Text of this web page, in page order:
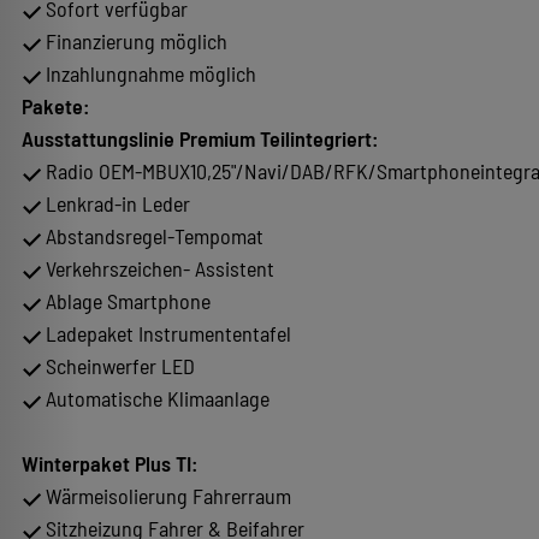
Sofort verfügbar
Finanzierung möglich
Inzahlungnahme möglich
Pakete:
Ausstattungslinie Premium Teilintegriert:
Radio OEM-MBUX10,25"/Navi/DAB/RFK/
Lenkrad-in Leder
Abstandsregel-Tempomat
Verkehrszeichen- Assistent
Ablage Smartphone
Ladepaket Instrumententafel
Scheinwerfer LED
Automatische Klimaanlage
Winterpaket Plus TI:
Wärmeisolierung Fahrerraum
Sitzheizung Fahrer & Beifahrer